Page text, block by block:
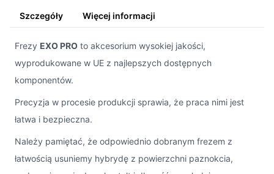
Szczegóły Więcej informacji
Frezy EXO PRO to akcesorium wysokiej jakości,
wyprodukowane w UE z najlepszych dostępnych
komponentów.
Precyzja w procesie produkcji sprawia, że praca nimi jest
łatwa i bezpieczna.
Należy pamiętać, że odpowiednio dobranym frezem z
łatwością usuniemy hybrydę z powierzchni paznokcia,